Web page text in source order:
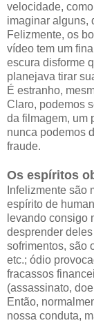
velocidade,
imaginar alguns,
Felizmente, os
vídeo tem um
escura disforme
planejava tirar
É estranho,
Claro, podemos
da filmagem, um
nunca podemos
fraude.
Os espíritos
Infelizmente são
espírito de
levando consigo
desprender
sofrimentos, são
etc.; ódio
fracassos
(assassinato,
Então,
nossa conduta,